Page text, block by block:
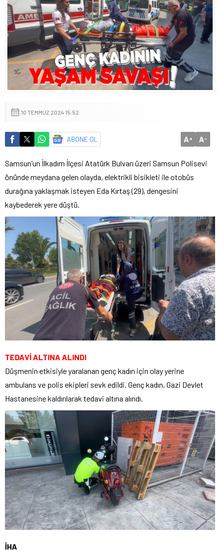
10 TEMMUZ 2024 15:52
ABONE OL A+ A-
Samsun’un İlkadım İlçesi Atatürk Bulvarı üzeri Samsun Polisevi
önünde meydana gelen olayda, elektrikli bisikleti ile otobüs
durağına yaklaşmak isteyen Eda Kırtaş (29), dengesini
kaybederek yere düştü.
TEDAVİ ALTINA ALINDI
Düşmenin etkisiyle yaralanan genç kadın için olay yerine
ambulans ve polis ekipleri sevk edildi. Genç kadın, Gazi Devlet
Hastanesine kaldırılarak tedavi altına alındı.
İHA